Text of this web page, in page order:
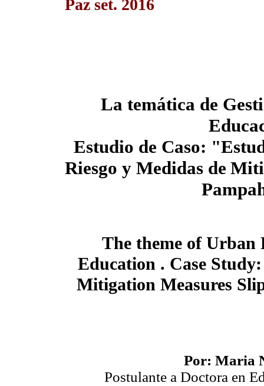
Paz set. 2016
La temática de
Estudio de Caso:
Riesgo y Medidas de
The theme of Urban
Education . Case
Mitigation Measures
Por: Maria
Postulante a Doctora en